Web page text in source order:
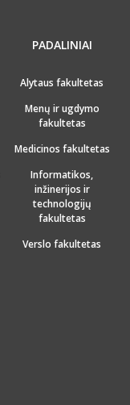
PADALINIAI
Alytaus fakultetas
Menų ir ugdymo
fakultetas
Medicinos fakultetas
Informatikos,
inžinerijos ir
technologijų
fakultetas
Verslo fakultetas